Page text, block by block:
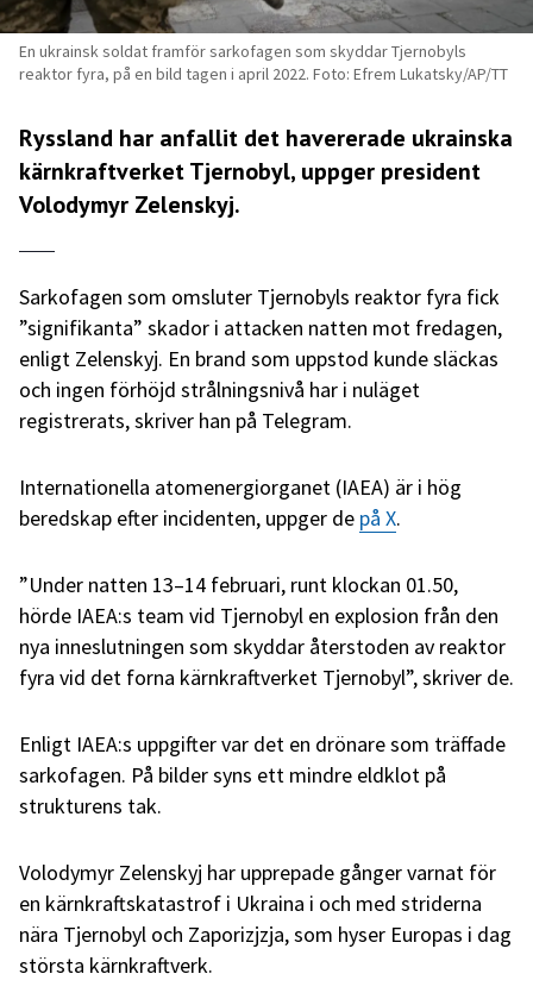
En ukrainsk soldat framför sarkofagen som skyddar Tjernobyls
reaktor fyra, på en bild tagen i april 2022. Foto: Efrem Lukatsky/AP/TT
Ryssland har anfallit det havererade ukrainska
kärnkraftverket Tjernobyl, uppger president
Volodymyr Zelenskyj.
Sarkofagen som omsluter Tjernobyls reaktor fyra fick
”signifikanta” skador i attacken natten mot fredagen,
enligt Zelenskyj. En brand som uppstod kunde släckas
och ingen förhöjd strålningsnivå har i nuläget
registrerats, skriver han på Telegram.
Internationella atomenergiorganet (IAEA) är i hög
beredskap efter incidenten, uppger de på X.
”Under natten 13–14 februari, runt klockan 01.50,
hörde IAEA:s team vid Tjernobyl en explosion från den
nya inneslutningen som skyddar återstoden av reaktor
fyra vid det forna kärnkraftverket Tjernobyl”, skriver de.
Enligt IAEA:s uppgifter var det en drönare som träffade
sarkofagen. På bilder syns ett mindre eldklot på
strukturens tak.
Volodymyr Zelenskyj har upprepade gånger varnat för
en kärnkraftskatastrof i Ukraina i och med striderna
nära Tjernobyl och Zaporizjzja, som hyser Europas i dag
största kärnkraftverk.